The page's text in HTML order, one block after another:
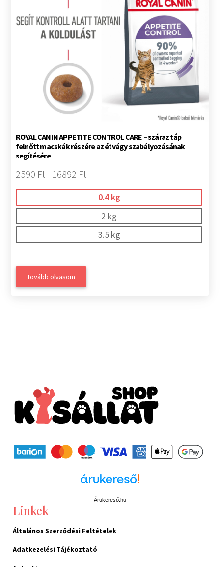
ROYAL CANIN APPETITE CONTROL CARE – száraz táp
felnőtt macskák részére az étvágy szabályozásának
segítésére
2590 Ft - 16892 Ft
0.4 kg
2 kg
3.5 kg
Tovább olvasom
Árukereső.hu
Linkek
Általános Szerződési Feltételek
Adatkezelési Tájékoztató